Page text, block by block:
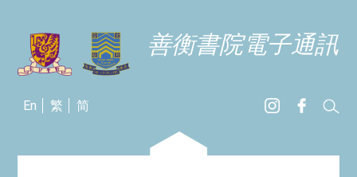
善衡書院電子通訊
En 繁 简